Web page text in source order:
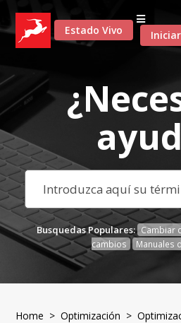
Estado Vivo
Busquedas Populares: Cambiar
cambios
Manuales
Home >Optimización >